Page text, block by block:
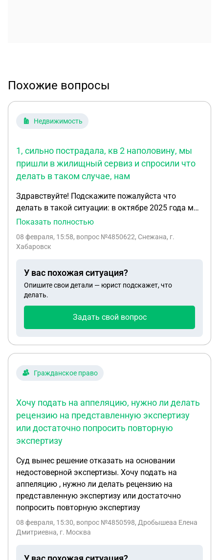
Похожие вопросы
Недвижимость
1, сильно пострадала, кв 2 наполовину, мы
пришли в жилищный сервиз и спросили что
делать в таком случае, нам
Здравствуйте! Подскажите пожалуйста что
делать в такой ситуации: в октябре 2025 года мы
собственники трехквартирного деревянного дома
для проведения экспертизы о признании жилого
так как ждали заключения экспертизы , но в этот
промежуток времени в доме произошел пожар в
кВ. - 1 , сильно пострадала, кв 2 наполовину, мы
пришли в жилищный сервиз и спросили что
делать в таком случае, нам сказали что так как
его аварийным и не подходите под программу
нас сейчас в процессе работы получается она
дома аварийным? В жил сервисе сказали делайте
и потом мы приедем и сделаем свою экспертизу
своей комиссией .
Показать полностью
08 февраля, 15:58, вопрос №4850622, Снежана, г.
Хабаровск
У вас похожая ситуация?
Опишите свои детали — юрист подскажет, что
делать.
Задать свой вопрос
Гражданское право
Хочу подать на аппеляцию, нужно ли делать
рецензию на представленную экспертизу
или достаточно попросить повторную
экспертизу
Суд вынес решение отказать на основании
недостоверной экспертизы. Хочу подать на
аппеляцию , нужно ли делать рецензию на
представленную экспертизу или достаточно
попросить повторную экспертизу
08 февраля, 15:30, вопрос №4850598, Дробышеаа Елена
Дмитриевна, г. Москва